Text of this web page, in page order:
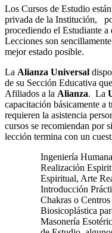
Los Cursos de Estudio
privada de la Institución,
procediendo el Estudiante
Lecciones son
mejor estado posible.
La Alianza Universal
de su Sección Educativa
Afiliados a la Alianza. La
capacitación básicamente a
requieren la asistencia
cursos se recomiendan por
lección termina con un
Ingeniería
Realización
Espiritual, Arte
Introducción
Chakras o
Biosicoplástica
Masonería